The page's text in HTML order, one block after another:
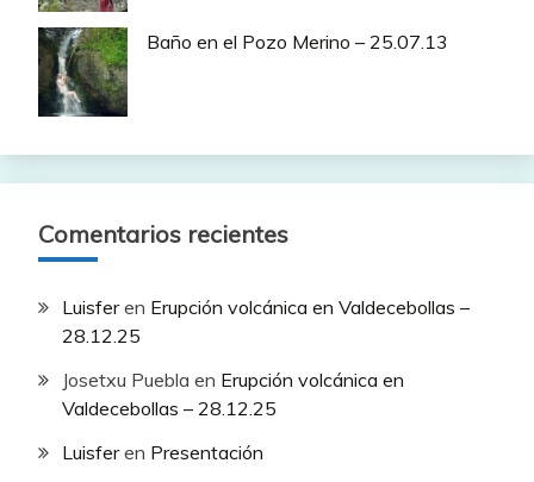
Baño en el Pozo Merino – 25.07.13
Comentarios recientes
Luisferen Erupción volcánica en Valdecebollas –
28.12.25
Josetxu Puebla en Erupción volcánica en
Valdecebollas – 28.12.25
Luisferen Presentación